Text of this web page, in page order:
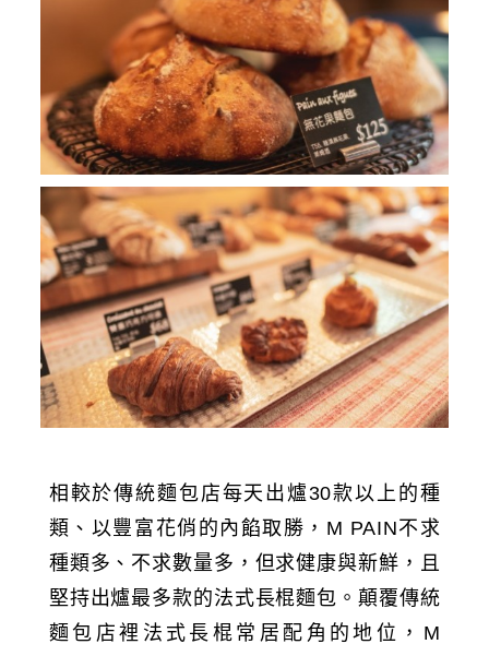
相較於傳統麵包店每天出爐30款以上的種
類、以豐富花俏的內餡取勝，M PAIN不求
種類多、不求數量多，但求健康與新鮮，且
堅持出爐最多款的法式長棍麵包。顛覆傳統
麵包店裡法式長棍常居配角的地位，M